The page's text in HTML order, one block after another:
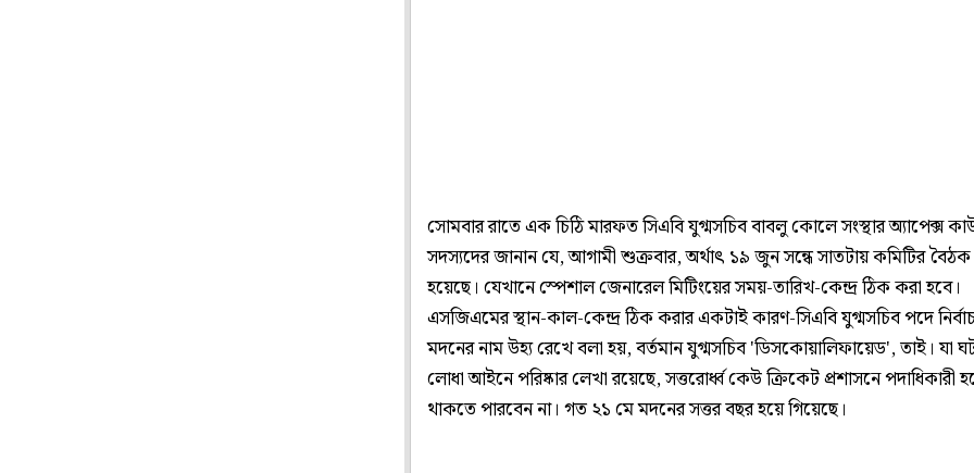
সোমবার রাতে এক চিঠি মারফত সিএবি যুগ্মসচিব বাবলু কোলে সংস্থার অ্যাপেক্স
সদস্যদের জানান যে, আগামী শুক্রবার, অর্থাৎ ১৯ জুন সন্ধে সাতটায় কমিটির বৈঠক
হয়েছে। যেখানে স্পেশাল জেনারেল মিটিংয়ের সময়-তারিখ-কেন্দ্র ঠিক করা হবে।
এসজিএমের স্থান-কাল-কেন্দ্র ঠিক করার একটাই কারণ-সিএবি যুগ্মসচিব পদে
মদনের নাম উহ্য রেখে বলা হয়, বর্তমান যুগ্মসচিব 'ডিসকোয়ালিফায়েড', তাই। যা
লোধা আইনে পরিষ্কার লেখা রয়েছে, সত্তরোর্ধ্ব কেউ ক্রিকেট প্রশাসনে পদাধিকারী
থাকতে পারবেন না। গত ২১ মে মদনের সত্তর বছর হয়ে গিয়েছে।